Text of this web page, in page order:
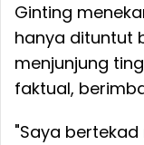
Ginting
hanya dituntut
menjunjung
faktual,
"Saya